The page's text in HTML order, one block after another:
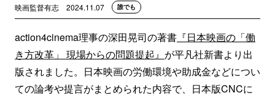
映画監督有志 2024.11.07 誰でも
action4cinema理事の深田晃司の著書 『日本映画の「働
き方改革」 現場からの問題提起』 が平凡社新書より出
版されました。日本映画の労働環境や助成金などについ
ての論考や提言がまとめられた内容で、日本版CNCに